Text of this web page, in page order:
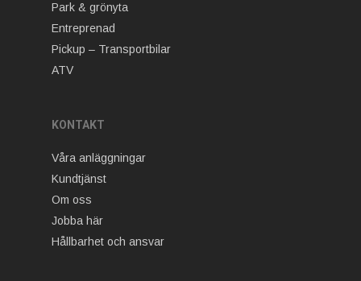
Park & grönyta
Entreprenad
Pickup – Transportbilar
ATV
KONTAKT
Våra anläggningar
Kundtjänst
Om oss
Jobba här
Hållbarhet och ansvar